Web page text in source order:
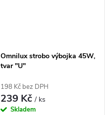
Omnilux strobo výbojka 45W,
tvar "U"
198 Kč bez DPH
239 Kč/ ks
Skladem